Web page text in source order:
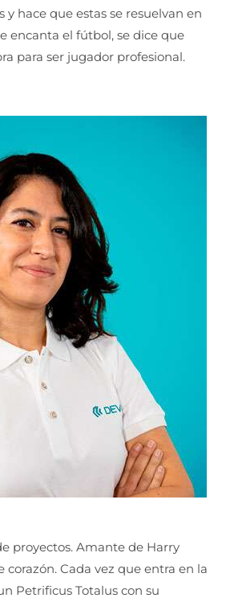
y hace que estas se resuelvan en
encanta el fútbol, se dice que
para ser jugador profesional.
proyectos. Amante de Harry
corazón. Cada vez que entra en la
Petrificus Totalus con su